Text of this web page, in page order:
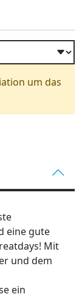
um das
eine gute
Mit
und dem
ein